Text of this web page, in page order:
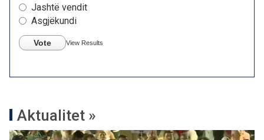
Jashtë vendit
Asgjëkundi
Vote View Results
Aktualitet »